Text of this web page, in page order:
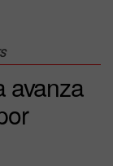
avanza